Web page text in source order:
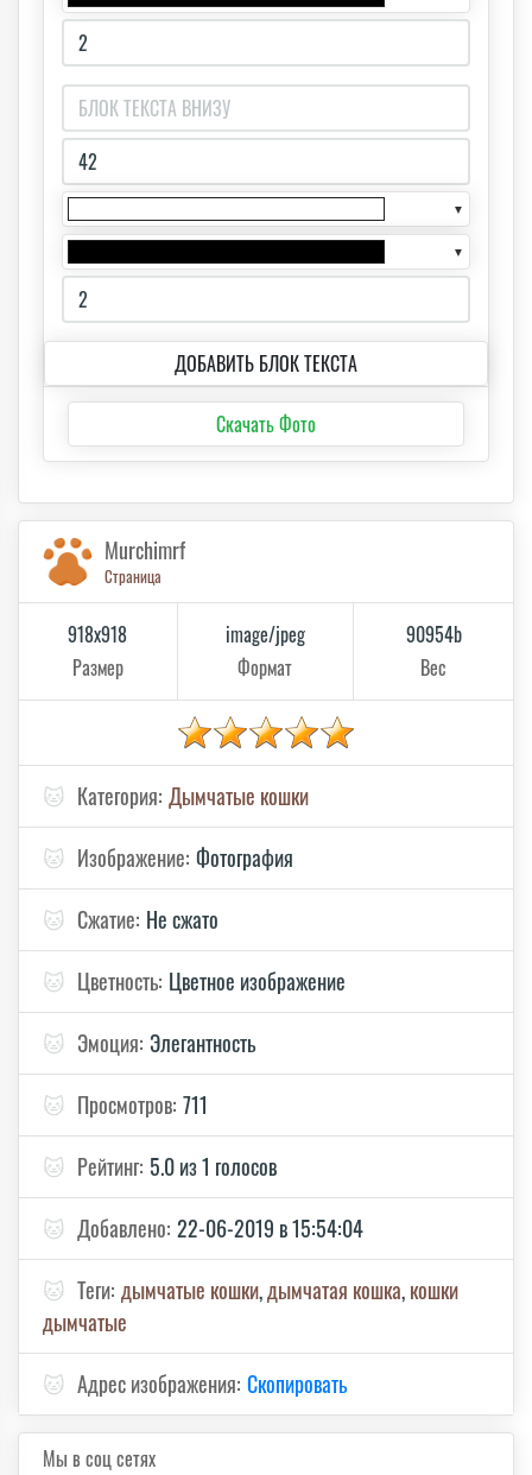
▼
▼
ДОБАВИТЬ БЛОК ТЕКСТА
Скачать Фото
Murchimrf
Страница
918x918
Размер
image/jpeg
Формат
90954b
Вес
🐱 Категория: Дымчатые кошки
🐱 Изображение: Фотография
🐱 Сжатие: Не сжато
🐱 Цветность: Цветное изображение
🐱 Эмоция: Элегантность
🐱 Просмотров: 711
🐱 Рейтинг: 5.0 из 1 голосов
🐱 Добавлено: 22-06-2019 в 15:54:04
🐱 Теги: дымчатые кошки,дымчатая кошка,кошки
дымчатые
🐱 Адрес изображения: Скопировать
Мы в соц сетях